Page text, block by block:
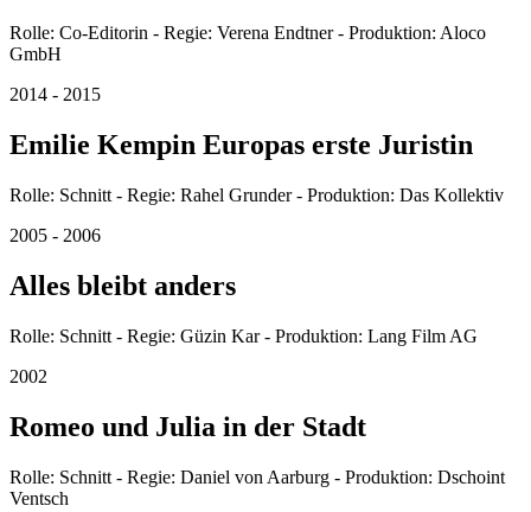
Rolle: Co-Editorin - Regie: Verena Endtner - Produktion: Aloco
GmbH
2014 - 2015
Emilie Kempin Europas erste Juristin
Rolle: Schnitt - Regie: Rahel Grunder - Produktion: Das Kollektiv
2005 - 2006
Alles bleibt anders
Rolle: Schnitt - Regie: Güzin Kar - Produktion: Lang Film AG
2002
Romeo und Julia in der Stadt
Rolle: Schnitt - Regie: Daniel von Aarburg - Produktion: Dschoint
Ventsch